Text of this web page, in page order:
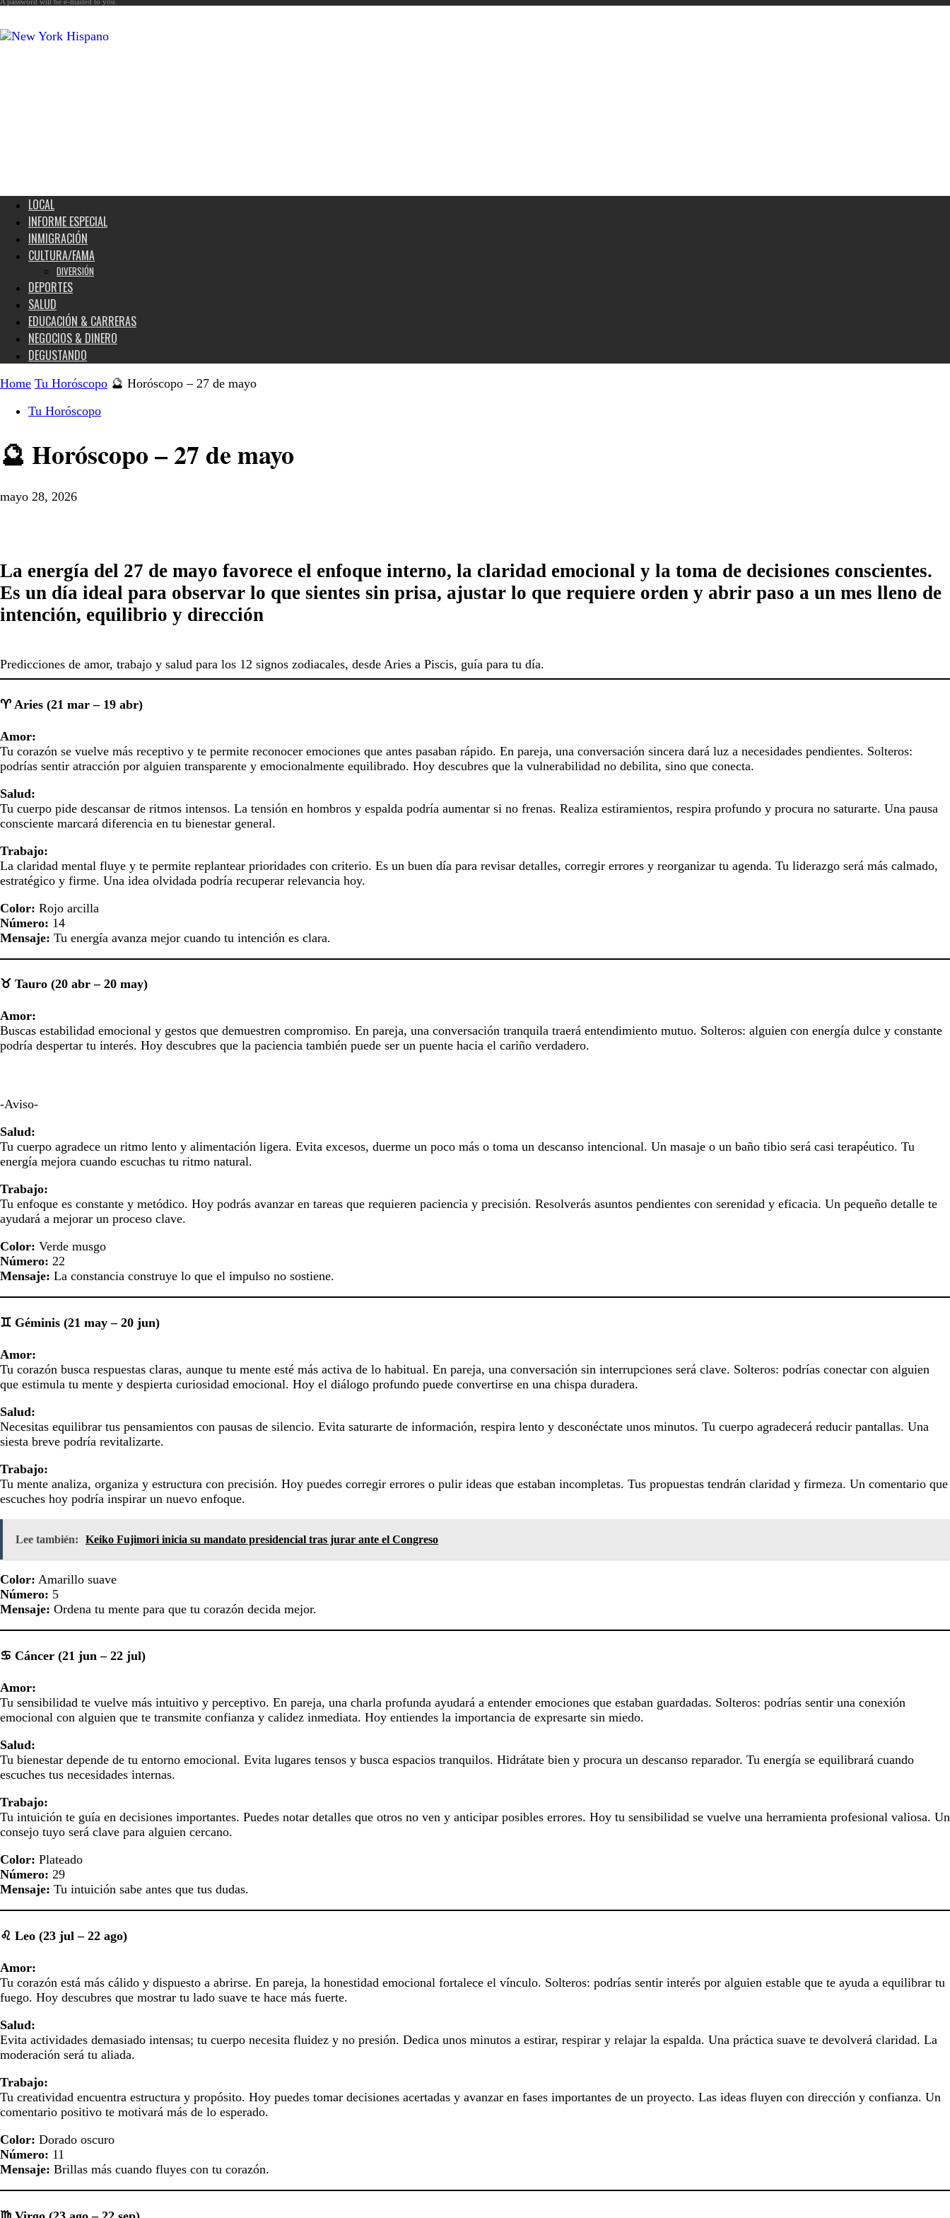
New
LOCAL
INFORME ESPECIAL
INMIGRACIÓN
CULTURA/FAMA
DIVERSIÓN
DEPORTES
SALUD
EDUCACIÓN & CARRERAS
NEGOCIOS & DINERO
DEGUSTANDO
Home Tu Horóscopo 🔮 Horóscopo – 27 de mayo
Tu Horóscopo
🔮 Horóscopo – 27 de mayo
mayo 28, 2026
La energía del 27 de mayo favorece el enfoque interno, la claridad emocional y la toma de decisiones conscientes.
Es un día ideal para observar lo que sientes sin prisa, ajustar lo que requiere orden y abrir paso a un mes lleno de
intención, equilibrio y dirección
Predicciones de amor, trabajo y salud para los 12 signos zodiacales, desde Aries a Piscis, guía para tu día.
♈ Aries (21 mar – 19 abr)
Amor:
Tu corazón se vuelve más receptivo y te permite reconocer emociones que antes pasaban rápido. En pareja, una conversación sincera dará luz a necesidades pendientes. Solteros:
podrías sentir atracción por alguien transparente y emocionalmente equilibrado. Hoy descubres que la vulnerabilidad no debilita, sino que conecta.
Salud:
Tu cuerpo pide descansar de ritmos intensos. La tensión en hombros y espalda podría aumentar si no frenas. Realiza estiramientos, respira profundo y procura no saturarte. Una pausa
consciente marcará diferencia en tu bienestar general.
Trabajo:
La claridad mental fluye y te permite replantear prioridades con criterio. Es un buen día para revisar detalles, corregir errores y reorganizar tu agenda. Tu liderazgo será más calmado,
estratégico y firme. Una idea olvidada podría recuperar relevancia hoy.
Color: Rojo arcilla
Número: 14
Mensaje: Tu energía avanza mejor cuando tu intención es clara.
♉ Tauro (20 abr – 20 may)
Amor:
Buscas estabilidad emocional y gestos que demuestren compromiso. En pareja, una conversación tranquila traerá entendimiento mutuo. Solteros: alguien con energía dulce y constante
podría despertar tu interés. Hoy descubres que la paciencia también puede ser un puente hacia el cariño verdadero.
-Aviso-
Salud:
Tu cuerpo agradece un ritmo lento y alimentación ligera. Evita excesos, duerme un poco más o toma un descanso intencional. Un masaje o un baño tibio será casi terapéutico. Tu
energía mejora cuando escuchas tu ritmo natural.
Trabajo:
Tu enfoque es constante y metódico. Hoy podrás avanzar en tareas que requieren paciencia y precisión. Resolverás asuntos pendientes con serenidad y eficacia. Un pequeño detalle te
ayudará a mejorar un proceso clave.
Color: Verde musgo
Número: 22
Mensaje: La constancia construye lo que el impulso no sostiene.
♊ Géminis (21 may – 20 jun)
Amor:
Tu corazón busca respuestas claras, aunque tu mente esté más activa de lo habitual. En pareja, una conversación sin interrupciones será clave. Solteros: podrías conectar con alguien
que estimula tu mente y despierta curiosidad emocional. Hoy el diálogo profundo puede convertirse en una chispa duradera.
Salud:
Necesitas equilibrar tus pensamientos con pausas de silencio. Evita saturarte de información, respira lento y desconéctate unos minutos. Tu cuerpo agradecerá reducir pantallas. Una
siesta breve podría revitalizarte.
Trabajo:
Tu mente analiza, organiza y estructura con precisión. Hoy puedes corregir errores o pulir ideas que estaban incompletas. Tus propuestas tendrán claridad y firmeza. Un comentario que
escuches hoy podría inspirar un nuevo enfoque.
Lee también: Keiko Fujimori inicia su mandato presidencial tras jurar ante el Congreso
Color: Amarillo suave
Número: 5
Mensaje: Ordena tu mente para que tu corazón decida mejor.
♋ Cáncer (21 jun – 22 jul)
Amor:
Tu sensibilidad te vuelve más intuitivo y perceptivo. En pareja, una charla profunda ayudará a entender emociones que estaban guardadas. Solteros: podrías sentir una conexión
emocional con alguien que te transmite confianza y calidez inmediata. Hoy entiendes la importancia de expresarte sin miedo.
Salud:
Tu bienestar depende de tu entorno emocional. Evita lugares tensos y busca espacios tranquilos. Hidrátate bien y procura un descanso reparador. Tu energía se equilibrará cuando
escuches tus necesidades internas.
Trabajo:
Tu intuición te guía en decisiones importantes. Puedes notar detalles que otros no ven y anticipar posibles errores. Hoy tu sensibilidad se vuelve una herramienta profesional valiosa. Un
consejo tuyo será clave para alguien cercano.
Color: Plateado
Número: 29
Mensaje: Tu intuición sabe antes que tus dudas.
♌ Leo (23 jul – 22 ago)
Amor:
Tu corazón está más cálido y dispuesto a abrirse. En pareja, la honestidad emocional fortalece el vínculo. Solteros: podrías sentir interés por alguien estable que te ayuda a equilibrar tu
fuego. Hoy descubres que mostrar tu lado suave te hace más fuerte.
Salud:
Evita actividades demasiado intensas; tu cuerpo necesita fluidez y no presión. Dedica unos minutos a estirar, respirar y relajar la espalda. Una práctica suave te devolverá claridad. La
moderación será tu aliada.
Trabajo:
Tu creatividad encuentra estructura y propósito. Hoy puedes tomar decisiones acertadas y avanzar en fases importantes de un proyecto. Las ideas fluyen con dirección y confianza. Un
comentario positivo te motivará más de lo esperado.
Color: Dorado oscuro
Número: 11
Mensaje: Brillas más cuando fluyes con tu corazón.